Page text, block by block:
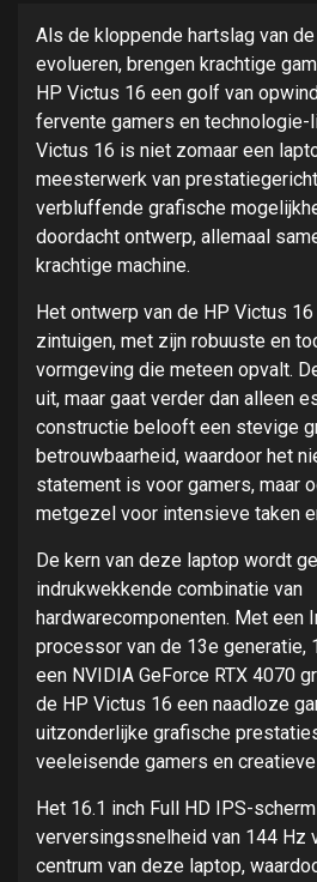
Als de kloppende hartslag van
evolueren, brengen krachtige
HP Victus 16 een golf van
fervente gamers en technologie-
Victus 16 is niet zomaar een
meesterwerk van
verbluffende grafische
doordacht ontwerp, allemaal
krachtige machine.
Het ontwerp van de HP Victus
zintuigen, met zijn robuuste en
vormgeving die meteen opvalt.
uit, maar gaat verder dan alleen
constructie belooft een stevige
betrouwbaarheid, waardoor het
statement is voor gamers, maar
metgezel voor intensieve taken
De kern van deze laptop wordt
indrukwekkende combinatie van
hardwarecomponenten. Met een
processor van de 13e generatie,
een NVIDIA GeForce RTX 4070
de HP Victus 16 een naadloze
uitzonderlijke grafische
veeleisende gamers en
Het 16.1 inch Full HD IPS-
verversingssnelheid van 144 Hz
centrum van deze laptop,